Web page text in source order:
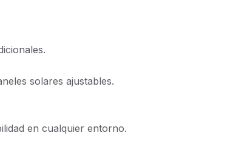
solares ajustables.
en cualquier entorno.